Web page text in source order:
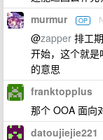
murmur OP
@zapper 排工
开始，这个就
的意思
franktopplus
那个 OOA 面向
datoujiejie221